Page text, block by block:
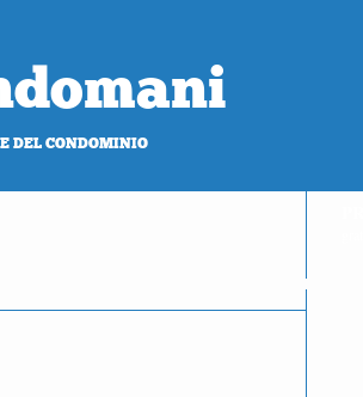
DEL CONDOMINIO